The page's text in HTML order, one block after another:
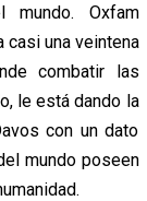
mundo. Oxfam
casi una veintena
combatir las
le está dando la
con un dato
mundo poseen